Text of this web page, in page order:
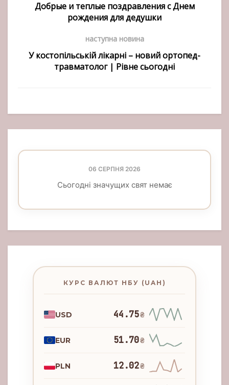
Добрые и теплые поздравления с Днем
рождения для дедушки
наступна новина
У костопільській лікарні – новий ортопед-
травматолог | Рівне сьогодні
06 СЕРПНЯ 2026
Сьогодні значущих свят немає
КУРС ВАЛЮТ НБУ (UAH)
USD 44.75₴
EUR 51.70₴
PLN 12.02₴